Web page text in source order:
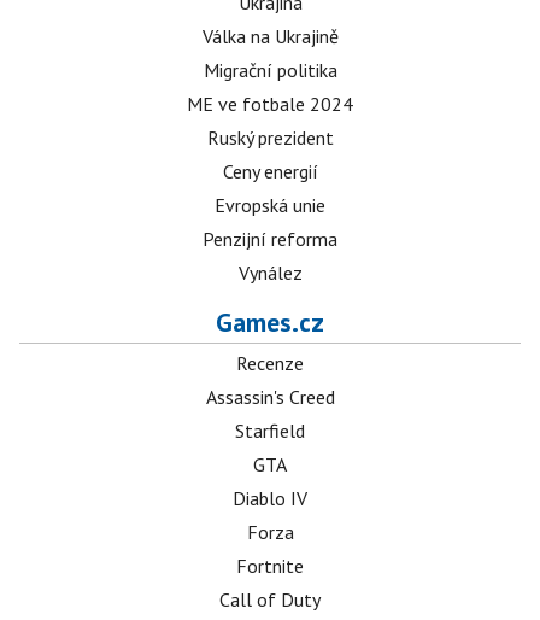
Válka na Ukrajině
Migrační politika
ME ve fotbale 2024
Ruský prezident
Ceny energií
Evropská unie
Penzijní reforma
Vynález
Games.cz
Recenze
Assassin's Creed
Starfield
GTA
Diablo IV
Forza
Fortnite
Call of Duty